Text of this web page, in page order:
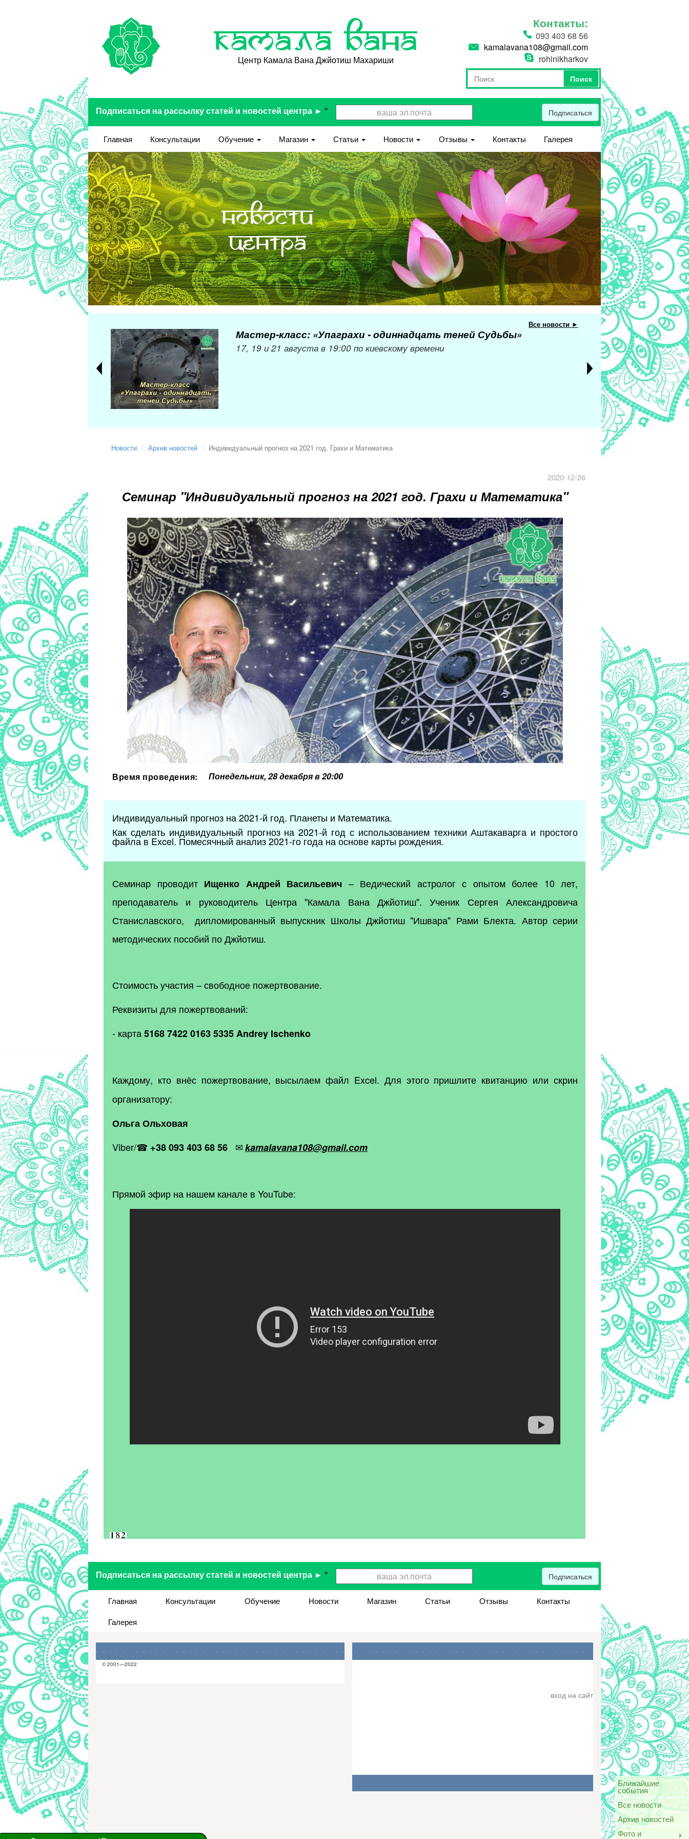
Камала Вана
Центр Камала Вана Джйотиш Махариши
Контакты:
093 403 68 56
kamalavana108@gmail.com
rohinikharkov
Форма поиска
Поиск
Поиск
Подписаться на рассылку статей и новостей центра ► * Подписаться
Главная Консультации Обучение Магазин Статьи Новости Отзывы Контакты Галерея
Все новости ►
Мастер-класс: «Упаграхи - одиннадцать теней Судьбы»
17, 19 и 21 августа в 19:00 по киевскому времени
Новости Архив новостей Индивидуальный прогноз на 2021 год. Грахи и Математика
2020-12-26
Семинар "Индивидуальный прогноз на 2021 год. Грахи и Математика"
Время проведения: Понедельник, 28 декабря в 20:00
Индивидуальный прогноз на 2021-й год. Планеты и Математика.
Как сделать индивидуальный прогноз на 2021-й год с использованием техники Аштакаварга и простого
файла в Excel. Помесячный анализ 2021-го года на основе карты рождения.
Семинар проводит Ищенко Андрей Васильевич – Ведический астролог с опытом более 10 лет,
преподаватель и руководитель Центра "Камала Вана Джйотиш". Ученик Сергея Александровича
Станиславского, дипломированный выпускник Школы Джйотиш "Ишвара" Рами Блекта. Автор серии
методических пособий по Джйотиш.
Стоимость участия – свободное пожертвование.
Реквизиты для пожертвований:
- карта 5168 7422 0163 5335 Andrey Ischenko
Каждому, кто внёс пожертвование, высылаем файл Excel. Для этого пришлите квитанцию или скрин
организатору:
Ольга Ольховая
Viber/☎ +38 093 403 68 56 ✉kamalavana108@gmail.com
Прямой эфир на нашем канале в YouTube:
Подписаться на рассылку статей и новостей центра ► * Подписаться
Главная Консультации Обучение Новости Магазин Статьи Отзывы
Контакты
Галерея
© 2001—2022
вход на сайт
Ближайшие
события
Все новости
Архив новостей
Фото и